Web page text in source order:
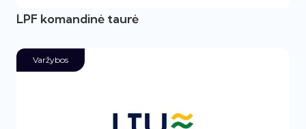
LPF komandinė taurė
Varžybos